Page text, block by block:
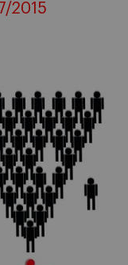
2015